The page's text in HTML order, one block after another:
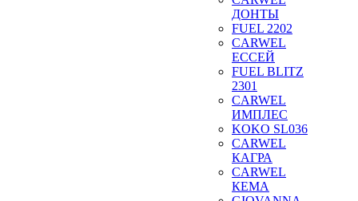
ДОНТЫ
FUEL 2202
CARWEL
ЕССЕЙ
FUEL BLITZ
2301
CARWEL
ИМПЛЕС
KOKO SL036
CARWEL
КАГРА
CARWEL
КЕМА